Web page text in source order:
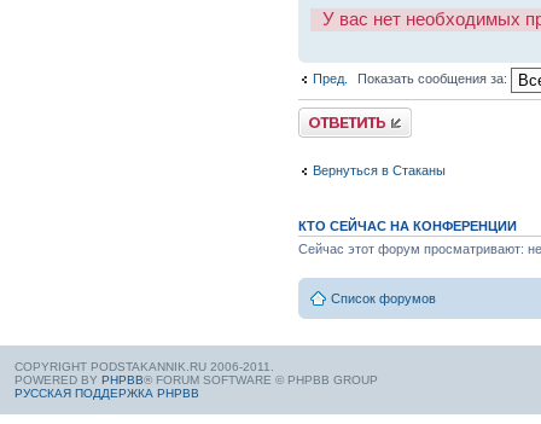
У вас нет необходимых
Пред. Показать сообщения за:
Вернуться в Стаканы
КТО СЕЙЧАС НА КОНФЕРЕНЦИИ
Сейчас этот форум просматривают:
Список форумов
COPYRIGHT PODSTAKANNIK.RU 2006-2011.
POWERED BY PHPBB® FORUM SOFTWARE © PHPBB GROUP
РУССКАЯ ПОДДЕРЖКА PHPBB